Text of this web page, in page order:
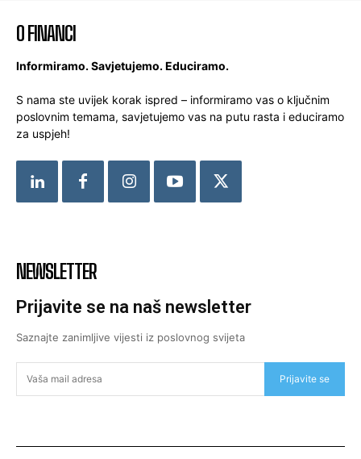
O FINANCI
Informiramo. Savjetujemo. Educiramo.
S nama ste uvijek korak ispred – informiramo vas o ključnim
poslovnim temama, savjetujemo vas na putu rasta i educiramo
za uspjeh!
NEWSLETTER
Prijavite se na naš newsletter
Saznajte zanimljive vijesti iz poslovnog svijeta
Prijavite se